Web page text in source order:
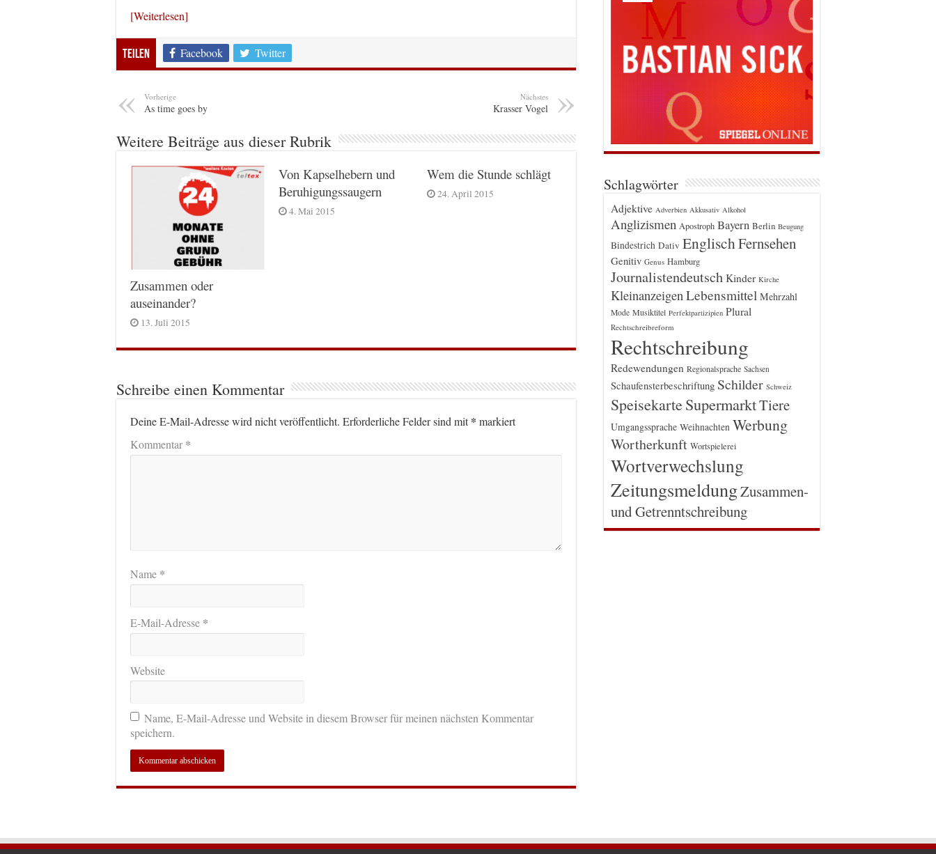
[Weiterlesen]
Teilen Facebook Twitter
Vorherige
As time goes by
Nächstes
Krasser Vogel
Weitere Beiträge aus dieser Rubrik
Zusammen oder
auseinander?
13. Juli 2015
Von Kapselhebern und
Beruhigungssaugern
4. Mai 2015
Wem die Stunde schlägt
24. April 2015
Schreibe einen Kommentar
Deine E-Mail-Adresse wird nicht veröffentlicht. Erforderliche Felder sind mit* markiert
Kommentar*
Name *
E-Mail-Adresse *
Website
Name, E-Mail-Adresse und Website in diesem Browser für meinen nächsten Kommentar
speichern.
Schlagwörter
Adjektive Adverbien Akkusativ Alkohol
Anglizismen Apostroph Bayern Berlin Beugung
Bindestrich Dativ EnglischFernsehen
Genitiv Genus Hamburg
Journalistendeutsch Kinder Kirche
Kleinanzeigen Lebensmittel Mehrzahl
Mode Musiktitel Perfektpartizipien Plural
Rechtschreibreform
Rechtschreibung
Redewendungen Regionalsprache Sachsen
Schaufensterbeschriftung Schilder Schweiz
Speisekarte SupermarktTiere
Umgangssprache Weihnachten Werbung
Wortherkunft Wortspielerei
Wortverwechslung
ZeitungsmeldungZusammen-
und Getrenntschreibung